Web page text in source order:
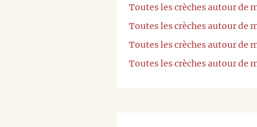
Toutes les crèches autour de
Toutes les crèches autour de
Toutes les crèches autour de
Toutes les crèches autour de